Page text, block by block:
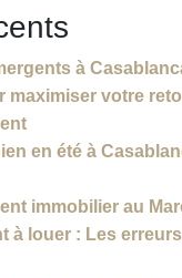
à
maximiser votre
en été à
immobilier au
à louer : Les